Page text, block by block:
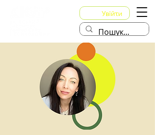
Увійти